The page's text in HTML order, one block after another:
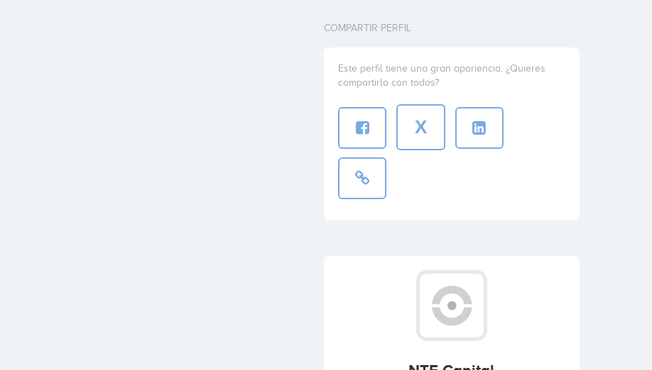
COMPARTIR PERFIL
Este perfil tiene una gran apariencia. ¿Quieres
compartirlo con todos?
X